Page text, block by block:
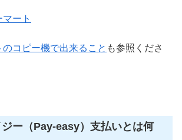
ート
コピー機で出来ること も参照くださ
ー（Pay-easy）支払いとは何